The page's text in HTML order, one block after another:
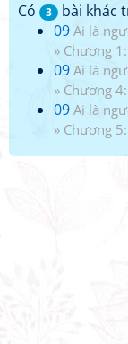
Có 3
bài khác
09 Ai là
» Chương
09 Ai là
» Chương
09 Ai là
» Chương